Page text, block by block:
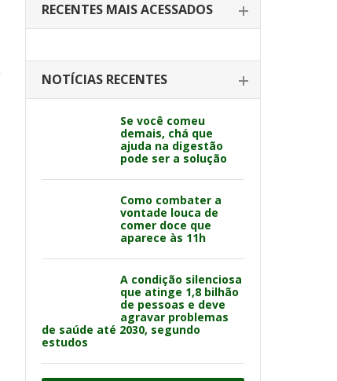
RECENTES MAIS ACESSADOS
NOTÍCIAS RECENTES
Se você comeu
demais, chá que
ajuda na digestão
pode ser a solução
Como combater a
vontade louca de
comer doce que
aparece às 11h
A condição silenciosa
que atinge 1,8 bilhão
de pessoas e deve
agravar problemas
de saúde até 2030, segundo
estudos